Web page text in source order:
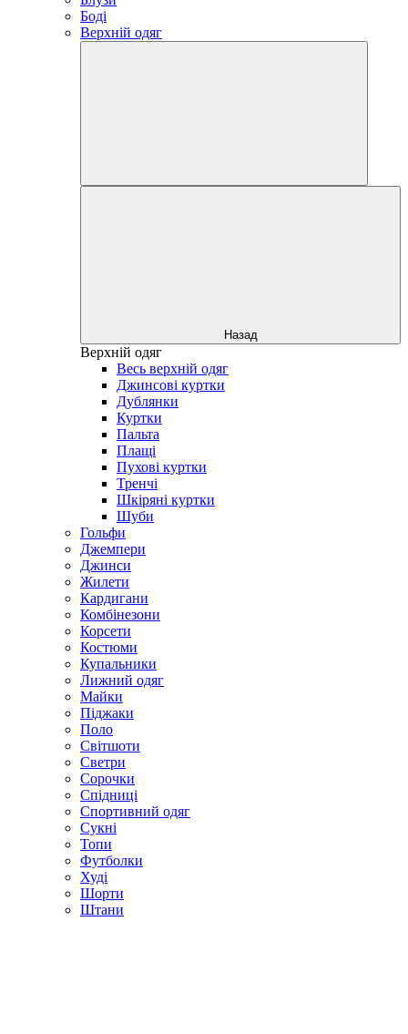
Боді
Верхній одяг
Назад
Верхній одяг
Весь верхній одяг
Джинсові куртки
Дублянки
Куртки
Пальта
Плащі
Пухові куртки
Тренчі
Шкіряні куртки
Шуби
Гольфи
Джемпери
Джинси
Жилети
Кардигани
Комбінезони
Корсети
Костюми
Купальники
Лижний одяг
Майки
Піджаки
Поло
Світшоти
Светри
Сорочки
Спідниці
Спортивний одяг
Сукні
Топи
Футболки
Худі
Шорти
Штани